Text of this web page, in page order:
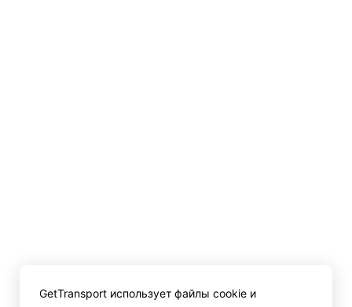
GetTransport использует файлы cookie и